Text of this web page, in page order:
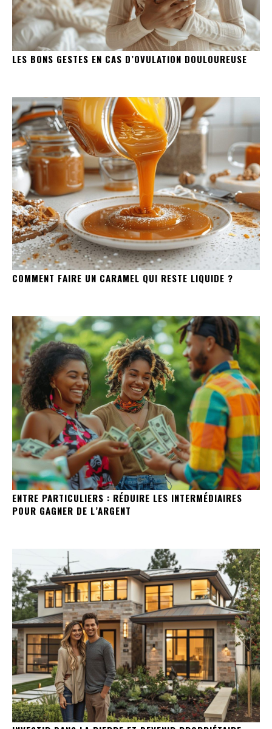
LES BONS GESTES EN CAS D’OVULATION DOULOUREUSE
COMMENT FAIRE UN CARAMEL QUI RESTE LIQUIDE ?
ENTRE PARTICULIERS : RÉDUIRE LES INTERMÉDIAIRES
POUR GAGNER DE L’ARGENT